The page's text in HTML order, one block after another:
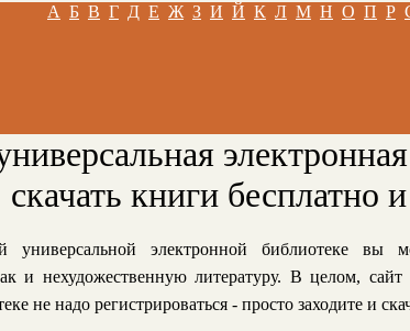
А Б В Г Д Е Ж З И Й К Л М Н О П Р
скачать книги бесплатно
электронной библиотеке вы
и нехудожественную литературу. В целом,
не надо регистрироваться - просто заходите и